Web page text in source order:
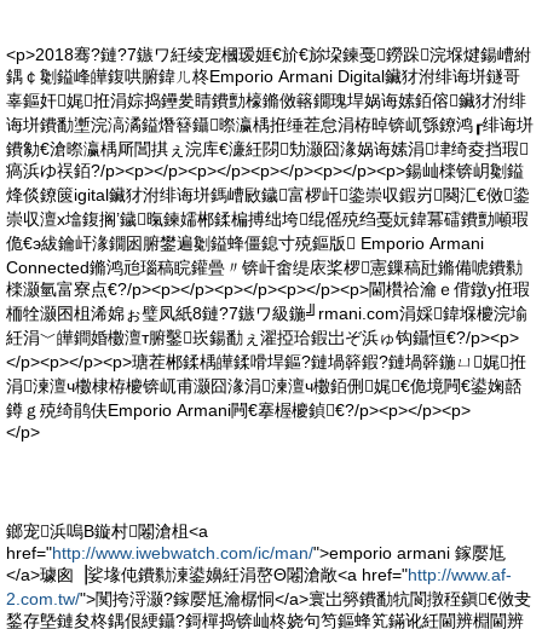
<p>2018骞?鏈?7鏃ワ紝绫宠槶瑷娾€斺€旀垜鍊戞鐒跺浣堢煡鍚嶆紨
鍝￠劖鎰峰皣鍑哄腑鍏ㄦ柊Emporio Armani Digital鑶犲泭绯诲垪鐩哥
辜鏂奸娓拰涓婃捣鑸夎睛鐨勯檺鏅傚簵鐗瑰垾娲诲嫊銆傛鑶犲泭绯
诲垪鐨勫壍浣滈潏鎰熸簮鑷暩瀛楀拰缍茬怠涓栫晫锛屼綔鐐鸿┎绯诲垪
鐨勨€滄暩瀛楀厛閶掑ぇ浣库€濓紝閯劮灏囧湪娲诲嫊涓垏绮夌挡瑕
瘑浜ゆ祦銆?/p><p></p><p></p><p></p><p></p><p>鍚屾檪锛岄劖鎰
烽倓鐐篋igital鑶犲泭绯诲垪鎷嶆敐鐬富椤屽鍌崇収鍜岃闋汇€傚鍌
崇収澶х墖鍑搁’鐬暣鍊嬬郴鍒楄搏绌垮绲傜殑绉戞妧鍏冪礌鐨勯噸瑕
佹€э紱鑰屽湪鐗囦腑鐢遍劖鎰蜂僵鎴寸殑鏂版 Emporio Armani
Connected鏅鸿兘瑙稿睆鑵曡〃锛屽畬缇庡桨椤憲鏁稿瓧鏅備唬鐨勬
檪灏氫富寮点€?/p><p></p><p></p><p></p><p>閫欑祫瀹ｅ偝鐓у拰瑕
栭牷灏囨柤浠婂ぉ璧凤紙8鏈?7鏃ワ級鍦╝rmani.com涓婇鍏堢櫦浣堬
紝涓﹀皣鐧婚櫢澶т腑鑿崁鍚勫ぇ濯掗珨鍜岀ぞ浜ゅ钩鑷恒€?/p><p>
</p><p></p><p>瑭茬郴鍒楀皣鍒嗗垾鏂?鏈堝簳鍜?鏈堝簳鍦ㄩ娓拰
涓湅澶ч櫢棣栫櫦锛屼甫灏囧湪涓湅澶ч櫢銆侀娓€佹境闁€鍙婅嚭
鐏ｇ殑绮鹃伕Emporio Armani闁€搴楃櫦鍞€?/p><p></p><p>
</p>
鎯宠浜嗚В鏇村闂滄柤<a
href="http://www.iwebwatch.com/ic/man/">emporio armani 鎵嬮尪
</a>璩囪▕娑堟伅鐨勬湅鍙嬶紝涓嶅Θ闂滄敞<a href="http://www.af-
2.com.tw/">闃挎浖灏?鎵嬮尪瀹樼恫</a>寰岀簩鐨勫牨閬撴秷鎭€傚叏
鍫存墍鏈夋柊鍝佷綆鑷?鎶樿捣锛屾柊娆句笉鏂蜂笂鏋讹紝閫辨棩閫辨